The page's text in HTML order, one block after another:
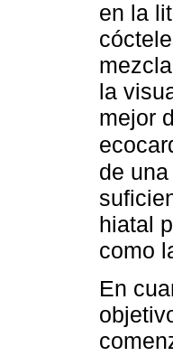
en la
la
mejor
de
hiatal
como
En